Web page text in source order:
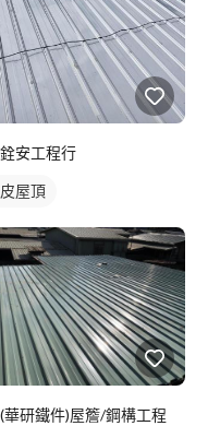
銓安工程行
屋頂
(華研鐵件)屋簷/鋼構工程